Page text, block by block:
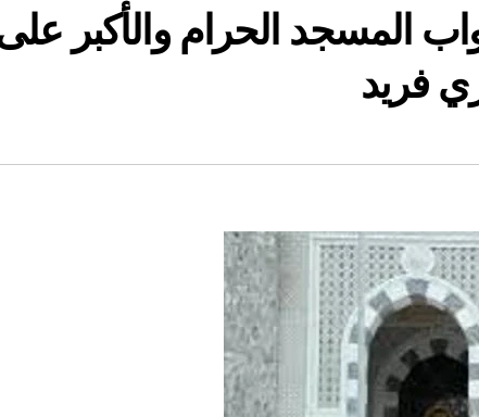
المسجد الحرام والأكبر
فريد